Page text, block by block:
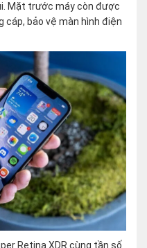
Mặt trước máy còn được
bảo vệ màn hình điện
Retina XDR cùng tần số